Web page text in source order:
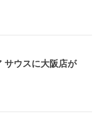
サウスに大阪店が